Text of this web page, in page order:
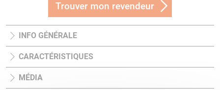
Trouver mon revendeur
INFO GÉNÉRALE
CARACTÉRISTIQUES
MÉDIA